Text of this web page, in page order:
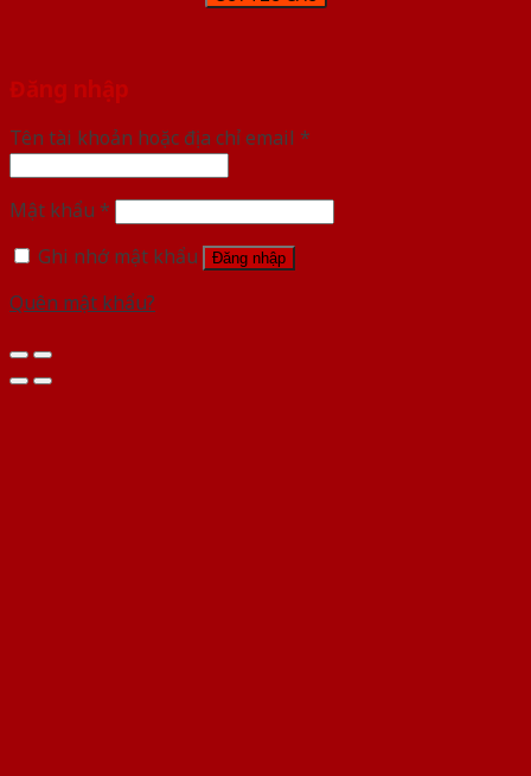
Đăng nhập
Tên tài khoản hoặc địa chỉ email *
Mật khẩu *
Ghi nhớ mật khẩu
Đăng nhập
Quên mật khẩu?